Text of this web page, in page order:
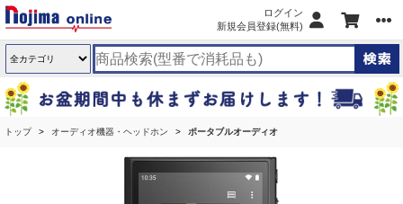
ログイン
新規会員登録(無料)
トップ オーディオ機器・ヘッドホン ポータブルオーディオ